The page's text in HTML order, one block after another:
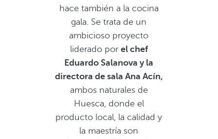
hace también a la cocina
gala. Se trata de un
ambicioso proyecto
liderado por el chef
Eduardo Salanova y la
directora de sala Ana Acín,
ambos naturales de
Huesca, donde el
producto local, la calidad y
la maestría son